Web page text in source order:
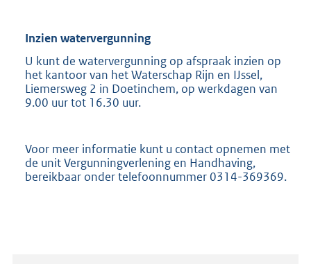
Inzien watervergunning
U kunt de watervergunning op afspraak inzien op
het kantoor van het Waterschap Rijn en IJssel,
Liemersweg 2 in Doetinchem, op werkdagen van
9.00 uur tot 16.30 uur.
Voor meer informatie kunt u contact opnemen met
de unit Vergunningverlening en Handhaving,
bereikbaar onder telefoonnummer 0314-369369.